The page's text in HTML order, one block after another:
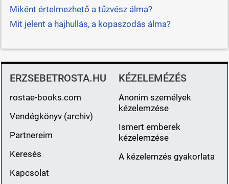
Miként értelmezhető a tűzvész álma?
Mit jelent a hajhullás, a kopaszodás álma?
ERZSEBETROSTA.HU
rostae-books.com
Vendégkönyv (archiv)
Partnereim
Keresés
Kapcsolat
KÉZELEMÉZÉS
Anonim személyek
kézelemzése
Ismert emberek
kézelemzése
A kézelemzés gyakorlata